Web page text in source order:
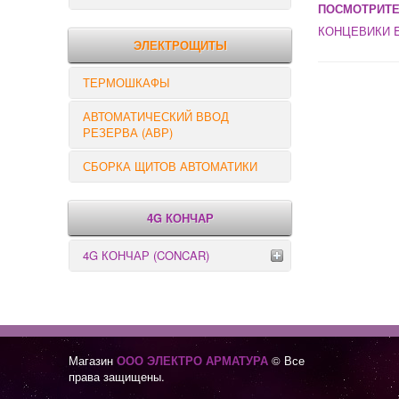
РЕЛЕ КОНТРОЛЯ
ЭЛЕКТРОЩИТЫ
ТЕРМОШКАФЫ
АВТОМАТИЧЕСКИЙ ВВОД
РЕЗЕРВА (АВР)
СБОРКА ЩИТОВ АВТОМАТИКИ
4G КОНЧАР
4G КОНЧАР (CONCAR)
КОНЦЕВИКИ
Магазин ООО ЭЛЕКТРО АРМАТУРА © Все
права защищены.